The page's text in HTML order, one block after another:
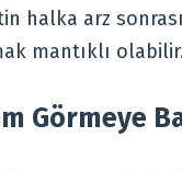
halka arz
mantıklı
Görmeye